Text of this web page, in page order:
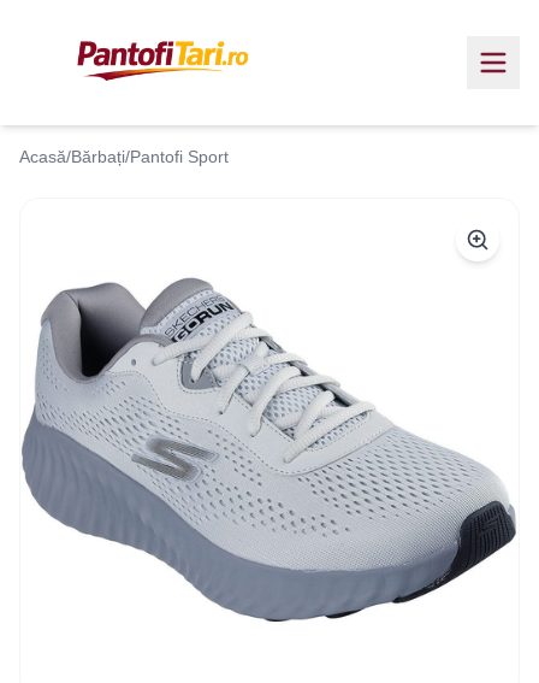
Acasă/Bărbați/Pantofi Sport